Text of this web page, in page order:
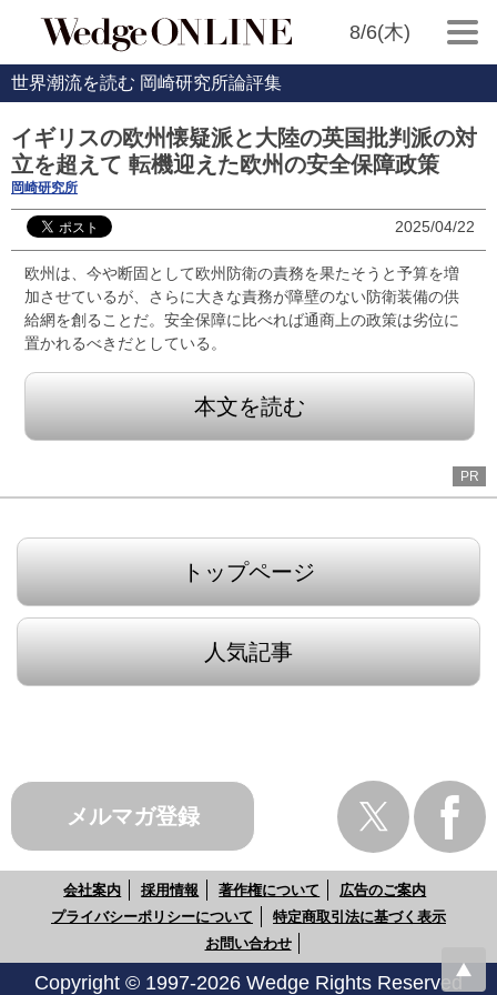
8/6(木)
世界潮流を読む 岡崎研究所論評集
イギリスの欧州懐疑派と大陸の英国批判派の対
立を超えて 転機迎えた欧州の安全保障政策
岡崎研究所
2025/04/22
欧州は、今や断固として欧州防衛の責務を果たそうと予算を増
加させているが、さらに大きな責務が障壁のない防衛装備の供
給網を創ることだ。安全保障に比べれば通商上の政策は劣位に
置かれるべきだとしている。
本文を読む
PR
トップページ
人気記事
メルマガ登録
会社案内 採用情報 著作権について
広告のご案内
プライバシーポリシーについて
特定商取引法に基づく表示
お問い合わせ
Copyright © 1997-2026 Wedge Rights Reserved